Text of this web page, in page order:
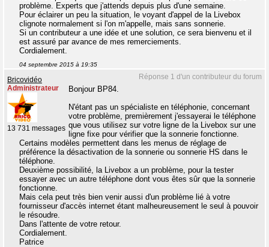
problème. Experts que j'attends depuis plus d'une semaine.
Pour éclairer un peu la situation, le voyant d'appel de la Livebox
clignote normalement si l'on m'appelle, mais sans sonnerie.
Si un contributeur a une idée et une solution, ce sera bienvenu et il
est assuré par avance de mes remerciements.
Cordialement.
04 septembre 2015 à 19:35
Réponse 1 d'un contributeur du forum
Bricovidéo
Administrateur
13 731 messages
Bonjour BP84.
N'étant pas un spécialiste en téléphonie, concernant
votre problème, premièrement j'essayerai le téléphone
que vous utilisez sur votre ligne de la Livebox sur une
ligne fixe pour vérifier que la sonnerie fonctionne.
Certains modèles permettent dans les menus de réglage de
préférence la désactivation de la sonnerie ou sonnerie HS dans le
téléphone.
Deuxième possibilité, la Livebox a un problème, pour la tester
essayer avec un autre téléphone dont vous êtes sûr que la sonnerie
fonctionne.
Mais cela peut très bien venir aussi d'un problème lié à votre
fournisseur d'accès internet étant malheureusement le seul à pouvoir
le résoudre.
Dans l'attente de votre retour.
Cordialement.
Patrice